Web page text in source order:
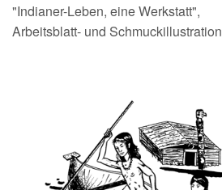
"Indianer-Leben, eine Werkstatt",
Arbeitsblatt- und Schmuckillustration